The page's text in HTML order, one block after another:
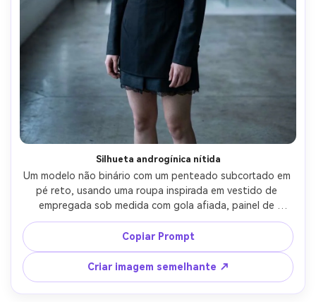
Silhueta androgínica nítida
Um modelo não binário com um penteado subcortado em
pé reto, usando uma roupa inspirada em vestido de
empregada sob medida com gola afiada, painel de
avental fino e renda mínima, foco na silhueta que cria com
linhas limpas em seu quadro, interior moderno do loft, luz
do dia fresca, 50mm f/2.2, composição centrada em todo
o corpo, expressão séria e calma, brilho realista do
tecido, qualidade editorial, foco nítido-AR 4:5
Copiar Prompt
Criar imagem semelhante ↗